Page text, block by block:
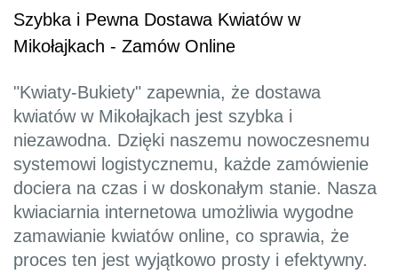
Szybka i Pewna Dostawa Kwiatów w
Mikołajkach - Zamów Online
"Kwiaty-Bukiety" zapewnia, że dostawa
kwiatów w Mikołajkach jest szybka i
niezawodna. Dzięki naszemu nowoczesnemu
systemowi logistycznemu, każde zamówienie
dociera na czas i w doskonałym stanie. Nasza
kwiaciarnia internetowa umożliwia wygodne
zamawianie kwiatów online, co sprawia, że
proces ten jest wyjątkowo prosty i efektywny.